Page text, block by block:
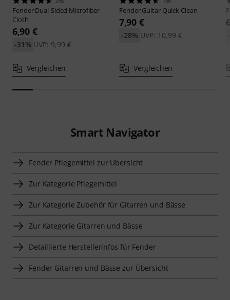
FenderDual-Sided Microfiber
Cloth
6,90 €
UVP: 9,99 €
-31%
Vergleichen
FenderGuitar Quick Clean
7,90 €
UVP: 10,99 €
-28%
Vergleichen
Smart Navigator
Fender Pflegemittel zur Übersicht
Zur Kategorie Pflegemittel
Zur Kategorie Zubehör für Gitarren und Bässe
Zur Kategorie Gitarren und Bässe
Detaillierte Herstellerinfos für Fender
Fender Gitarren und Bässe zur Übersicht